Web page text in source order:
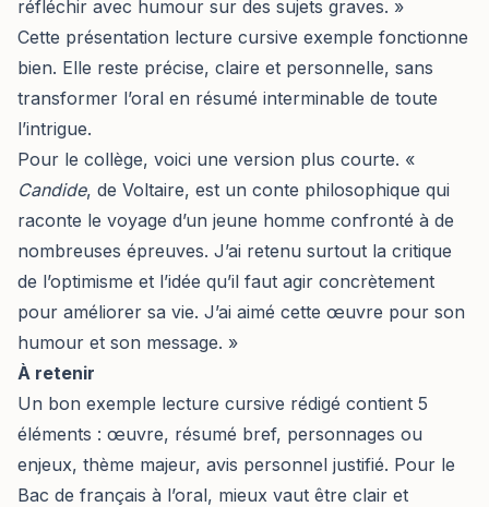
réfléchir avec humour sur des sujets graves. »
Cette présentation lecture cursive exemple fonctionne
bien. Elle reste précise, claire et personnelle, sans
transformer l’oral en résumé interminable de toute
l’intrigue.
Pour le collège, voici une version plus courte. «
Candide, de Voltaire, est un conte philosophique qui
raconte le voyage d’un jeune homme confronté à de
nombreuses épreuves. J’ai retenu surtout la critique
de l’optimisme et l’idée qu’il faut agir concrètement
pour améliorer sa vie. J’ai aimé cette œuvre pour son
humour et son message. »
À retenir
Un bon exemple lecture cursive rédigé contient 5
éléments : œuvre, résumé bref, personnages ou
enjeux, thème majeur, avis personnel justifié. Pour le
Bac de français à l’oral, mieux vaut être clair et